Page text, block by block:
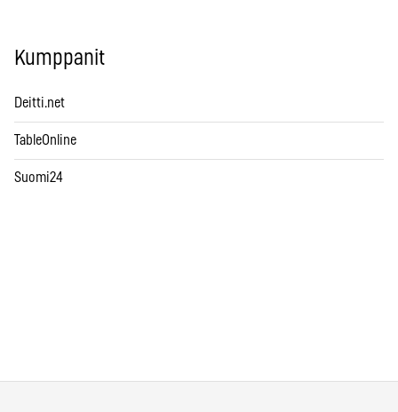
Kumppanit
Deitti.net
TableOnline
Suomi24